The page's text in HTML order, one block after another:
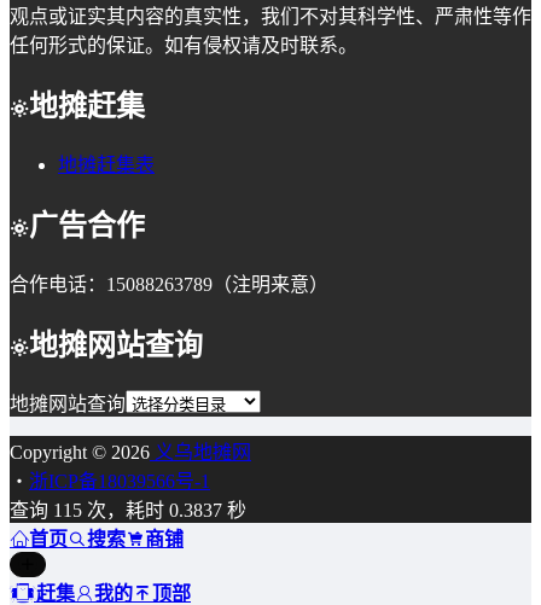
观点或证实其内容的真实性，我们不对其科学性、严肃性等作
任何形式的保证。如有侵权请及时联系。
地摊赶集
地摊赶集表
广告合作
合作电话：15088263789（注明来意）
地摊网站查询
地摊网站查询
Copyright © 2026 义乌地摊网
・ 浙ICP备18039566号-1
查询 115 次，耗时 0.3837 秒
首页
搜索 商铺
赶集 我的 顶部